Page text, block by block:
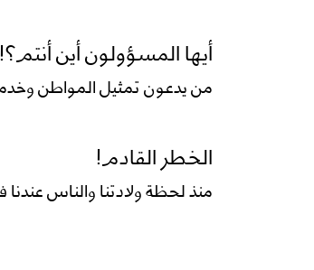
أيها المسؤولون أين أنتم؟!
من يدعون تمثيل المواطن
الخطر القادم!
منذ لحظة ولادتنا والناس